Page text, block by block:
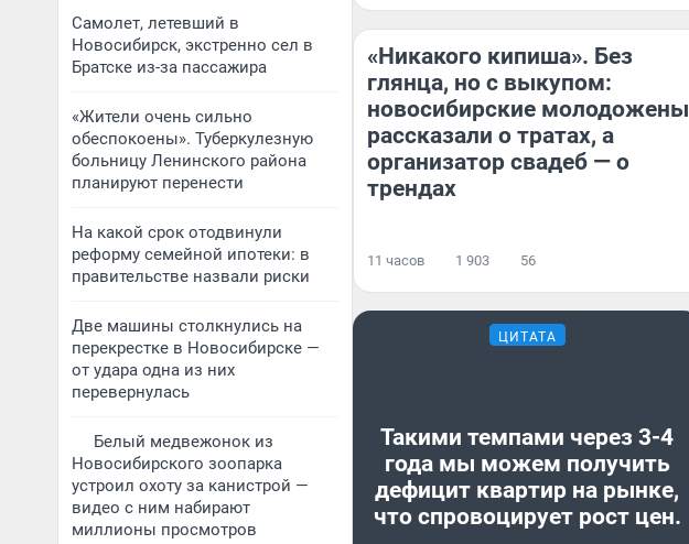
Самолет, летевший в
Новосибирск, экстренно сел в
Братске из-за пассажира
«Жители очень сильно
обеспокоены». Туберкулезную
больницу Ленинского района
планируют перенести
На какой срок отодвинули
реформу семейной ипотеки: в
правительстве назвали риски
Две машины столкнулись на
перекрестке в Новосибирске —
от удара одна из них
перевернулась
Белый медвежонок из
Новосибирского зоопарка
устроил охоту за канистрой —
видео с ним набирают
миллионы просмотров
«Никакого кипиша». Без
глянца, но с выкупом:
новосибирские молодожены
рассказали о тратах, а
организатор свадеб — о
трендах
11 часов 1 903 56
ЦИТАТА
Такими темпами через 3-4
года мы можем получить
дефицит квартир на рынке,
что спровоцирует рост цен.